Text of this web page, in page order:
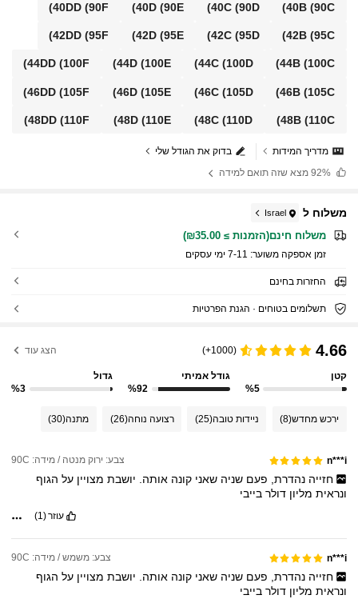
40B (90C)
40C(90D)
40D (90E)
40DD (90F)
42B (95C)
42C(95D)
42D (95E)
42DD (95F)
44B (100C)
44C(100D)
44D (100E)
44DD (100F)
46B (105C)
46C(105D)
46D (105E)
46DD (105F)
48B(110C)
48C (110D)
48D(110E)
48DD(110F)
בדוק את הגודל שלי
מדריך המידות
מצא שזה תואם למידה
משלוח ל Israel
משלוח חינם(הזמנות ≥ ₪35.00)
זמן אספקה ​​משוער: 7-11 ימי עסקים
החזרות בחינם
תשלומים בטוחים · הגנת הפרטיות
4.66
(1000+) הצג עוד
קטן
%5
גודל אמיתי
%92
גדול
%3
ירכש מחדש(8) ניידות טובה(25) רצועה נוחה(26) מתנה(30)
n***i צבע: ירוק מנטה / מידה: 90C
חזייה נהדרת, פעם שניה שאני קונה אותה. יושבת מצויין על הגוף
ונראית מליוןדולרבייבי
עוזר(1)
n***i צבע: משמש / מידה: 90C
חזייה נהדרת, פעם שניה שאני קונה אותה. יושבת מצויין על הגוף
ונראית מליוןדולרבייבי